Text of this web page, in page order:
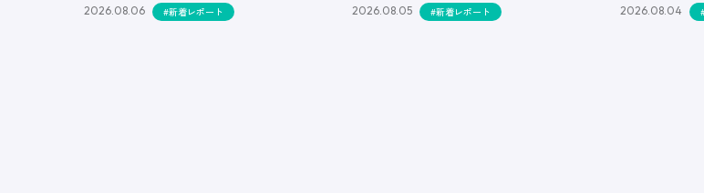
2026.08.06 #新着レポート 2026.08.05 #新着レポート 2026.08.04